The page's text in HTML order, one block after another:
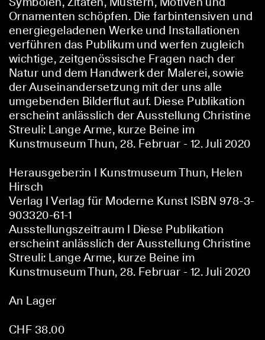
Symbolen, Zitaten, Mustern, Motiven und
Ornamenten schöpfen. Die farbintensiven und
energiegeladenen Werke und Installationen
verführen das Publikum und werfen zugleich
wichtige, zeitgenössische Fragen nach der
Natur und dem Handwerk der Malerei, sowie
der Auseinandersetzung mit der uns alle
umgebenden Bilderflut auf. Diese Publikation
erscheint anlässlich der Ausstellung Christine
Streuli: Lange Arme, kurze Beine im
Kunstmuseum Thun, 28. Februar - 12. Juli 2020
Herausgeber:in I
Kunstmuseum Thun, Helen
Hirsch
Verlag IVerlag für Moderne Kunst ISBN 978-3-
903320-61-1
Ausstellungszeitraum I
Diese Publikation
erscheint anlässlich der Ausstellung Christine
Streuli: Lange Arme, kurze Beine im
Kunstmuseum Thun, 28. Februar - 12. Juli 2020
An Lager
CHF 38.00